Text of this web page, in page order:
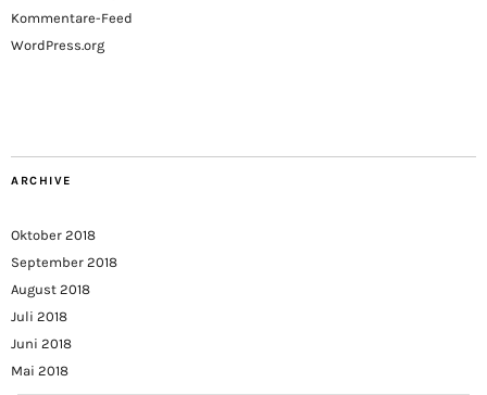
Kommentare-Feed
WordPress.org
ARCHIVE
Oktober 2018
September 2018
August 2018
Juli 2018
Juni 2018
Mai 2018